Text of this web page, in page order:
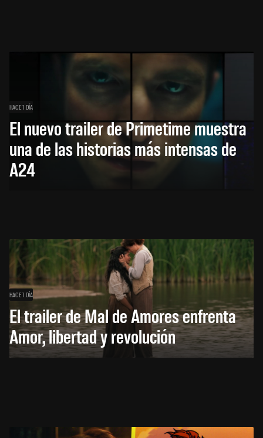
HACE 1 DÍA
El nuevo trailer de Primetime muestra
una de las historias más intensas de
A24
HACE 1 DÍA
El trailer de Mal de Amores enfrenta
Amor, libertad y revolución